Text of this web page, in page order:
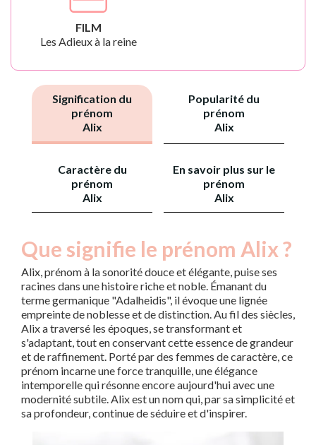
FILM
Les Adieux à la reine
Signification du
prénom
Alix
Popularité du
prénom
Alix
Caractère du
prénom
Alix
En savoir plus sur le
prénom
Alix
Que signifie le prénom Alix ?
Alix, prénom à la sonorité douce et élégante, puise ses
racines dans une histoire riche et noble. Émanant du
terme germanique "Adalheidis", il évoque une lignée
empreinte de noblesse et de distinction. Au fil des siècles,
Alix a traversé les époques, se transformant et
s'adaptant, tout en conservant cette essence de grandeur
et de raffinement. Porté par des femmes de caractère, ce
prénom incarne une force tranquille, une élégance
intemporelle qui résonne encore aujourd'hui avec une
modernité subtile. Alix est un nom qui, par sa simplicité et
sa profondeur, continue de séduire et d'inspirer.